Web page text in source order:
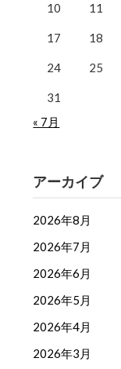
10 11
17 18
24 25
31
« 7月
アーカイブ
2026年8月
2026年7月
2026年6月
2026年5月
2026年4月
2026年3月